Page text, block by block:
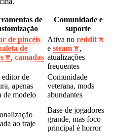
de
Comunidade e
suporte
de pincéis
de
, camadas
Ativa no reddit
e steam
,
atualizações
frequentes
editor de
apenas
de modelo
Comunidade
veterana, mods
abundantes
ao traje
Base de jogadores
grande, mas foco
principal é horror